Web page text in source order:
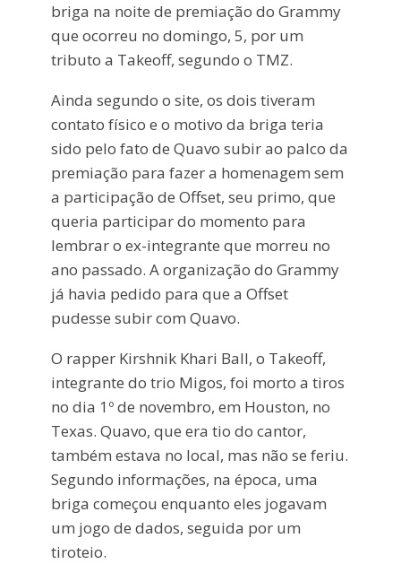
briga na noite de premiação do Grammy
que ocorreu no domingo, 5, por um
tributo a Takeoff, segundo o TMZ.
Ainda segundo o site, os dois tiveram
contato físico e o motivo da briga teria
sido pelo fato de Quavo subir ao palco da
premiação para fazer a homenagem sem
a participação de Offset, seu primo, que
queria participar do momento para
lembrar o ex-integrante que morreu no
ano passado. A organização do Grammy
já havia pedido para que a Offset
pudesse subir com Quavo.
O rapper Kirshnik Khari Ball, o Takeoff,
integrante do trio Migos, foi morto a tiros
no dia 1º de novembro, em Houston, no
Texas. Quavo, que era tio do cantor,
também estava no local, mas não se feriu.
Segundo informações, na época, uma
briga começou enquanto eles jogavam
um jogo de dados, seguida por um
tiroteio.